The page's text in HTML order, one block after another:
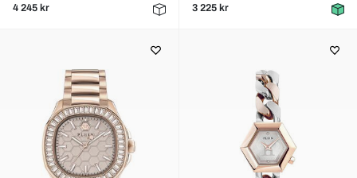
4 245 kr
3 225 kr